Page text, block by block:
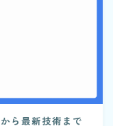
ら最新技術まで